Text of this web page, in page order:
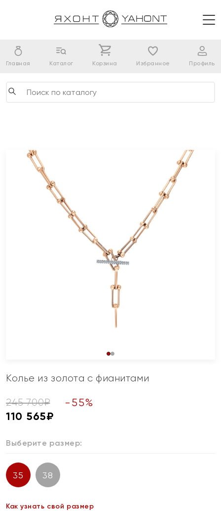
Главная Каталог Корзина Избранное Профиль
Колье из золота с фианитами
245 700₽ - 55%
110 565₽
Выберите размер:
35 38
Как узнать свой размер